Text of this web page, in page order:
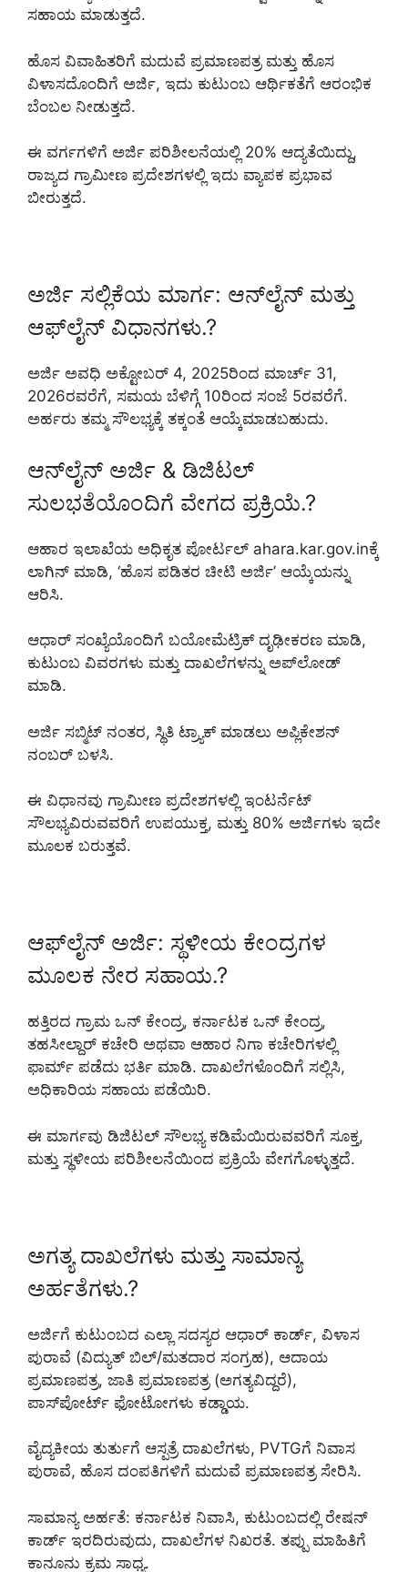
ಸಹಾಯ ಮಾಡುತ್ತದೆ.
ಹೊಸ ವಿವಾಹಿತರಿಗೆ ಮದುವೆ ಪ್ರಮಾಣಪತ್ರ ಮತ್ತು ಹೊಸ
ವಿಳಾಸದೊಂದಿಗೆ ಅರ್ಜಿ, ಇದು ಕುಟುಂಬ ಆರ್ಥಿಕತೆಗೆ ಆರಂಭಿಕ
ಬೆಂಬಲ ನೀಡುತ್ತದೆ.
ಈ ವರ್ಗಗಳಿಗೆ ಅರ್ಜಿ ಪರಿಶೀಲನೆಯಲ್ಲಿ 20% ಆದ್ಯತೆಯಿದ್ದು,
ರಾಜ್ಯದ ಗ್ರಾಮೀಣ ಪ್ರದೇಶಗಳಲ್ಲಿ ಇದು ವ್ಯಾಪಕ ಪ್ರಭಾವ
ಬೀರುತ್ತದೆ.
ಅರ್ಜಿ ಸಲ್ಲಿಕೆಯ ಮಾರ್ಗ: ಆನ್‌ಲೈನ್ ಮತ್ತು
ಆಫ್‌ಲೈನ್ ವಿಧಾನಗಳು.?
ಅರ್ಜಿ ಅವಧಿ ಅಕ್ಟೋಬರ್ 4, 2025ರಿಂದ ಮಾರ್ಚ್ 31,
2026ರವರೆಗೆ, ಸಮಯ ಬೆಳಿಗ್ಗೆ 10ರಿಂದ ಸಂಜೆ 5ರವರೆಗೆ.
ಅರ್ಹರು ತಮ್ಮ ಸೌಲಭ್ಯಕ್ಕೆ ತಕ್ಕಂತೆ ಆಯ್ಕೆಮಾಡಬಹುದು.
ಆನ್‌ಲೈನ್ ಅರ್ಜಿ & ಡಿಜಿಟಲ್
ಸುಲಭತೆಯೊಂದಿಗೆ ವೇಗದ ಪ್ರಕ್ರಿಯೆ.?
ಆಹಾರ ಇಲಾಖೆಯ ಅಧಿಕೃತ ಪೋರ್ಟಲ್ ahara.kar.gov.inಕ್ಕೆ
ಲಾಗಿನ್ ಮಾಡಿ, ‘ಹೊಸ ಪಡಿತರ ಚೀಟಿ ಅರ್ಜಿ’ ಆಯ್ಕೆಯನ್ನು
ಆರಿಸಿ.
ಆಧಾರ್ ಸಂಖ್ಯೆಯೊಂದಿಗೆ ಬಯೋಮೆಟ್ರಿಕ್ ದೃಢೀಕರಣ ಮಾಡಿ,
ಕುಟುಂಬ ವಿವರಗಳು ಮತ್ತು ದಾಖಲೆಗಳನ್ನು ಅಪ್‌ಲೋಡ್
ಮಾಡಿ.
ಅರ್ಜಿ ಸಬ್ಮಿಟ್ ನಂತರ, ಸ್ಥಿತಿ ಟ್ರ್ಯಾಕ್ ಮಾಡಲು ಅಪ್ಲಿಕೇಶನ್
ನಂಬರ್ ಬಳಸಿ.
ಈ ವಿಧಾನವು ಗ್ರಾಮೀಣ ಪ್ರದೇಶಗಳಲ್ಲಿ ಇಂಟರ್ನೆಟ್
ಸೌಲಭ್ಯವಿರುವವರಿಗೆ ಉಪಯುಕ್ತ, ಮತ್ತು 80% ಅರ್ಜಿಗಳು ಇದೇ
ಮೂಲಕ ಬರುತ್ತವೆ.
ಆಫ್‌ಲೈನ್ ಅರ್ಜಿ: ಸ್ಥಳೀಯ ಕೇಂದ್ರಗಳ
ಮೂಲಕ ನೇರ ಸಹಾಯ.?
ಹತ್ತಿರದ ಗ್ರಾಮ ಒನ್ ಕೇಂದ್ರ, ಕರ್ನಾಟಕ ಒನ್ ಕೇಂದ್ರ,
ತಹಸೀಲ್ದಾರ್ ಕಚೇರಿ ಅಥವಾ ಆಹಾರ ನಿಗಾ ಕಚೇರಿಗಳಲ್ಲಿ
ಫಾರ್ಮ್ ಪಡೆದು ಭರ್ತಿ ಮಾಡಿ. ದಾಖಲೆಗಳೊಂದಿಗೆ ಸಲ್ಲಿಸಿ,
ಅಧಿಕಾರಿಯ ಸಹಾಯ ಪಡೆಯಿರಿ.
ಈ ಮಾರ್ಗವು ಡಿಜಿಟಲ್ ಸೌಲಭ್ಯ ಕಡಿಮೆಯಿರುವವರಿಗೆ ಸೂಕ್ತ,
ಮತ್ತು ಸ್ಥಳೀಯ ಪರಿಶೀಲನೆಯಿಂದ ಪ್ರಕ್ರಿಯೆ ವೇಗಗೊಳ್ಳುತ್ತದೆ.
ಅಗತ್ಯ ದಾಖಲೆಗಳು ಮತ್ತು ಸಾಮಾನ್ಯ
ಅರ್ಹತೆಗಳು.?
ಅರ್ಜಿಗೆ ಕುಟುಂಬದ ಎಲ್ಲಾ ಸದಸ್ಯರ ಆಧಾರ್ ಕಾರ್ಡ್, ವಿಳಾಸ
ಪುರಾವೆ (ವಿದ್ಯುತ್ ಬಿಲ್/ಮತದಾರ ಸಂಗ್ರಹ), ಆದಾಯ
ಪ್ರಮಾಣಪತ್ರ, ಜಾತಿ ಪ್ರಮಾಣಪತ್ರ (ಅಗತ್ಯವಿದ್ದರೆ),
ಪಾಸ್‌ಪೋರ್ಟ್ ಫೋಟೋಗಳು ಕಡ್ಡಾಯ.
ವೈದ್ಯಕೀಯ ತುರ್ತುಗೆ ಆಸ್ಪತ್ರೆ ದಾಖಲೆಗಳು, PVTGಗೆ ನಿವಾಸ
ಪುರಾವೆ, ಹೊಸ ದಂಪತಿಗಳಿಗೆ ಮದುವೆ ಪ್ರಮಾಣಪತ್ರ ಸೇರಿಸಿ.
ಸಾಮಾನ್ಯ ಅರ್ಹತೆ: ಕರ್ನಾಟಕ ನಿವಾಸಿ, ಕುಟುಂಬದಲ್ಲಿ ರೇಷನ್
ಕಾರ್ಡ್ ಇರದಿರುವುದು, ದಾಖಲೆಗಳ ನಿಖರತೆ. ತಪ್ಪು ಮಾಹಿತಿಗೆ
ಕಾನೂನು ಕ್ರಮ ಸಾಧ್ಯ.